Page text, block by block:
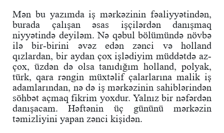
Mən bu yazımda iş mərkəzinin fəaliyyətindən,
burada çalışan əsas işçilərdən danışmaq
niyyətində deyiləm. Nə qəbul bölümündə növbə
ilə bir-birini əvəz edən zənci və holland
qızlardan, bir aydan çox işlədiyim müddətdə az-
çox, üzdən də olsa tanıdığım holland, polyak,
türk, qara rəngin müxtəlif çalarlarına malik iş
adamlarından, nə də iş mərkəzinin sahiblərindən
söhbət açmaq fikrim yoxdur. Yalnız bir nəfərdən
danışacam. Həftənin üç gününü mərkəzin
təmizliyini yapan zənci kişidən.